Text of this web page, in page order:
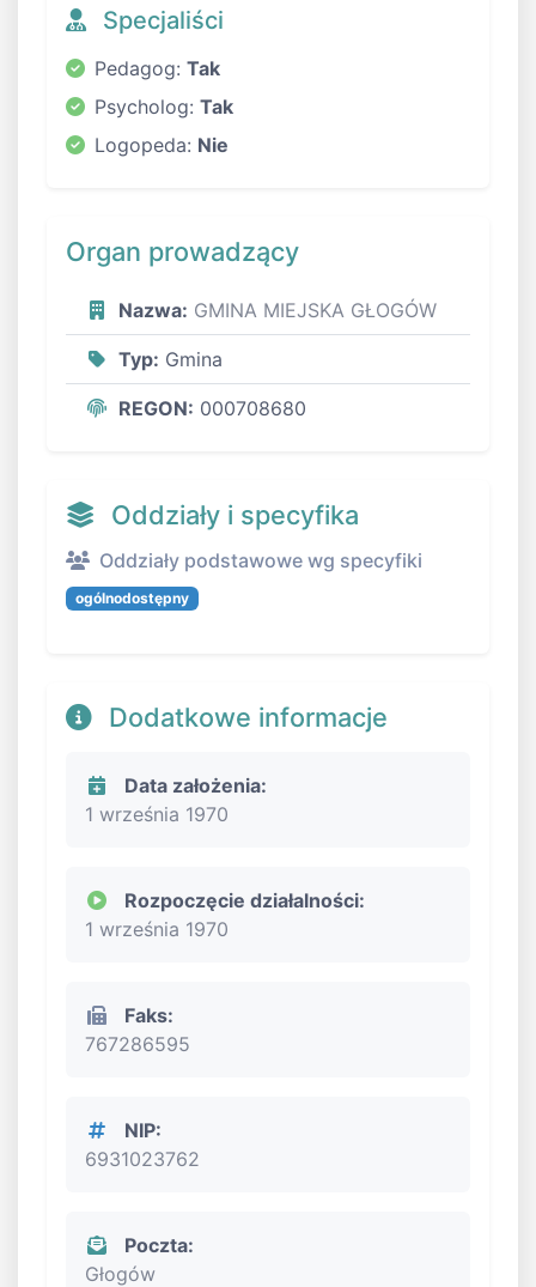
Specjaliści
Pedagog: Tak
Psycholog: Tak
Logopeda: Nie
Organ prowadzący
Nazwa: GMINA MIEJSKA GŁOGÓW
Typ: Gmina
REGON: 000708680
Oddziały i specyfika
Oddziały podstawowe wg specyfiki
ogólnodostępny
Dodatkowe informacje
Data założenia:
1 września 1970
Rozpoczęcie działalności:
1 września 1970
Faks:
767286595
NIP:
6931023762
Poczta:
Głogów